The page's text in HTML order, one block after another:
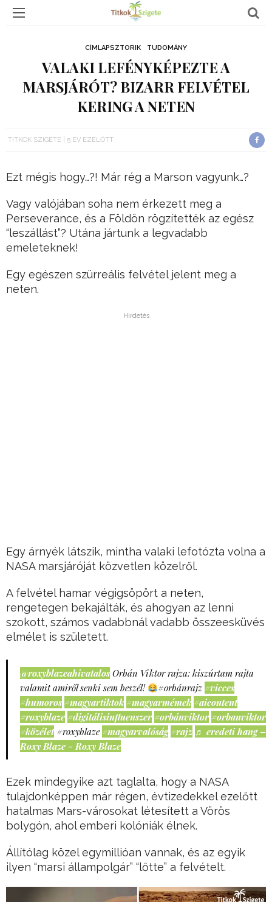
CÍMLAPSZTORIK TUDOMÁNY
VALAKI LEFÉNYKÉPEZTE A
MARSJÁRÓT? BIZARR FELVÉTEL
KERING A NETEN
TITKOK SZIGETE 5 ÉV EZELŐTT
Ezt mégis hogy…?! Már rég a Marson vagyunk…?
Vagy valójában soha nem érkezett meg a
Perseverance, és a Földön rögzítették az egész
“leszállást”? Utána jártunk a legvadabb
emeleteknek!
Egy egészen szürreális felvétel jelent meg a
neten.
Hirdetés
Egy árnyék látszik, mintha valaki lefotózta volna a
NASA marsjáróját közvetlen közelről.
A felvétel hamar végigsöpört a neten,
rengetegen bekajálták, és ahogyan az lenni
szokott, számos vadabbnál vadabb összeesküvés
elmélet is született.
@roxyblazeahivatalos Orbán Viktor rajza: kiszúrtam rajta
valamit amiről senki sem beszél!
#orbánrajz #vicces
#humoros #magyartiktok #magyarmémek #aicontent
#roxyblaze #digitálisinfluenszer #orbánviktor #orbanviktor
#közélet #roxyblaze #magyarvalóság #rajz ♬ eredeti hang –
Roxy Blaze - Roxy Blaze
Ezek mindegyike azt taglalta, hogy a NASA
tulajdonképpen már régen, évtizedekkel ezelőtt
hatalmas Mars-városokat létesített a Vörös
bolygón, ahol emberi kolóniák élnek.
Állítólag közel egymillióan vannak, és az egyik
ilyen “marsi állampolgár” “lőtte” a felvételt.